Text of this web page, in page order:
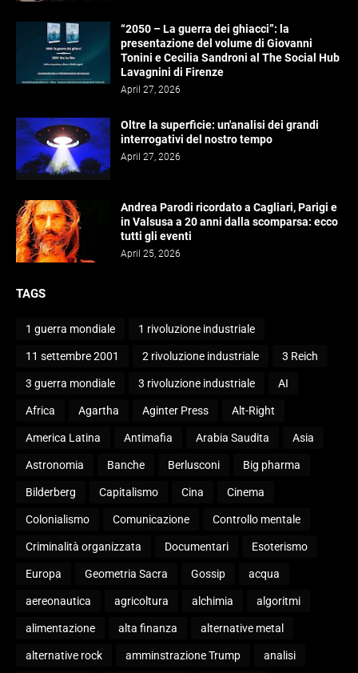
“2050 – La guerra dei ghiacci”: la
presentazione del volume di Giovanni
Tonini e Cecilia Sandroni al The Social Hub
Lavagnini di Firenze
April 27, 2026
Oltre la superficie: un'analisi dei grandi
interrogativi del nostro tempo
April 27, 2026
Andrea Parodi ricordato a Cagliari, Parigi e
in Valsusa a 20 anni dalla scomparsa: ecco
tutti gli eventi
April 25, 2026
TAGS
1 guerra mondiale 1 rivoluzione industriale
11 settembre 2001 2 rivoluzione industriale 3 Reich
3 guerra mondiale 3 rivoluzione industriale AI
Africa Agartha Aginter Press Alt-Right
America Latina Antimafia Arabia Saudita Asia
Astronomia Banche Berlusconi Big pharma
Bilderberg Capitalismo Cina Cinema
Colonialismo Comunicazione Controllo mentale
Criminalità organizzata Documentari Esoterismo
Europa Geometria Sacra Gossip acqua
aereonautica agricoltura alchimia algoritmi
alimentazione alta finanza alternative metal
alternative rock amminstrazione Trump analisi